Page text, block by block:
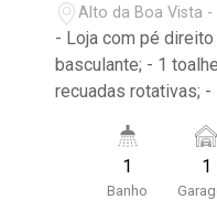
Alto da Boa Vista
- Loja com pé
basculante; - 1
recuadas rotativas; - Próximo ao Mau Mau
- Ribeirão Imóveis,
e locação. - Sinta-
Imóveis, afinal
1
Banho
1